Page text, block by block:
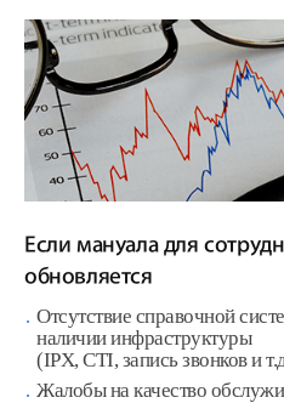
Если мануала для
обновляется
Отсутствие справочной
наличии инфраструктуры
(IPX, CTI, запись звонков и
Жалобы на качество